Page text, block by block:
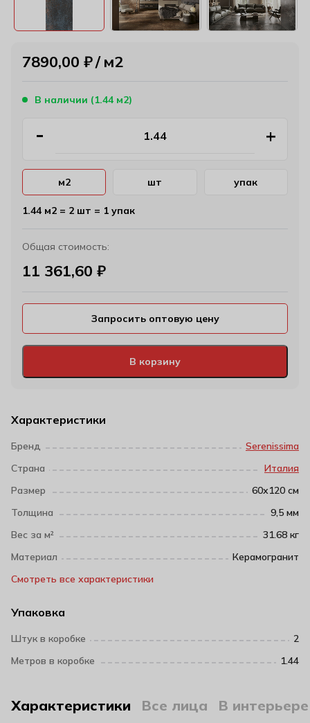
Характеристики
Бренд
Serenissima
Страна
Италия
Размер
60х120 см
Толщина
9,5 мм
Вес за м²
31.68 кг
Материал
Керамогранит
Смотреть все характеристики
Упаковка
Штук в коробке
2
Метров в коробке
1.44
7890,00 ₽ м2
В наличии (1.44 м2)
В корзину
м2 шт упак
1.44 м2 = 2 шт = 1 упак
Общая стоимость:
11 361,60 ₽
Запросить оптовую цену
Характеристики Все лица В интерьере